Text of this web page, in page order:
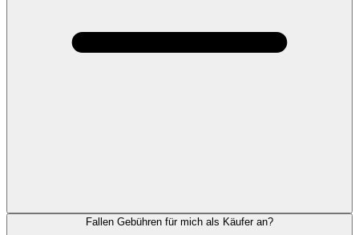
Fallen Gebühren für mich als Käufer an?